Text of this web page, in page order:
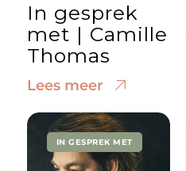
In gesprek
met | Camille
Thomas
Lees meer
IN GESPREK MET